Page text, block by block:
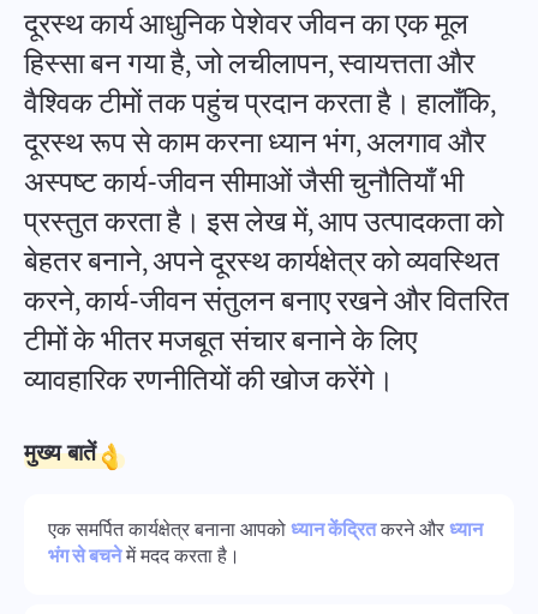
Deutsch
English
Español
Français
עברית
हिन्दी
Kiswahili
दूरस्थ कार्य आधुनिक पेशेवर जीवन का एक मूल
हिस्सा बन गया है, जो लचीलापन, स्वायत्तता और
वैश्विक टीमों तक पहुंच प्रदान करता है। हालाँकि,
दूरस्थ रूप से काम करना ध्यान भंग, अलगाव और
अस्पष्ट कार्य-जीवन सीमाओं जैसी चुनौतियाँ भी
प्रस्तुत करता है। इस लेख में, आप उत्पादकता को
बेहतर बनाने, अपने दूरस्थ कार्यक्षेत्र को व्यवस्थित
करने, कार्य-जीवन संतुलन बनाए रखने और वितरित
टीमों के भीतर मजबूत संचार बनाने के लिए
व्यावहारिक रणनीतियों की खोज करेंगे।
मुख्य बातें
एक समर्पित कार्यक्षेत्र बनाना आपकोध्यान केंद्रितकरने औरध्यान
भंग से बचनेमें मदद करता है।
कार्य का समय ट्रैक करें, सहयोगियों की निगरानी करें, और मैन्युअल रूप से
समय जोड़ें
एक कार्य बनाएँ, इसे सहयोगियों के साथ पूरा करें और पूरा होने पर बंद करें
रिपोर्ट
प्रति परियोजना खर्च किए गए समय की रिपोर्टों का उपयोग करके संसाधनों का
वितरण करें
कानबन बोर्ड
को मापें
परियोजना प्रबंधन
एक स्थान पर परियोजना की जानकारी (स्थिति/टैग) और टीम की गतिविधि